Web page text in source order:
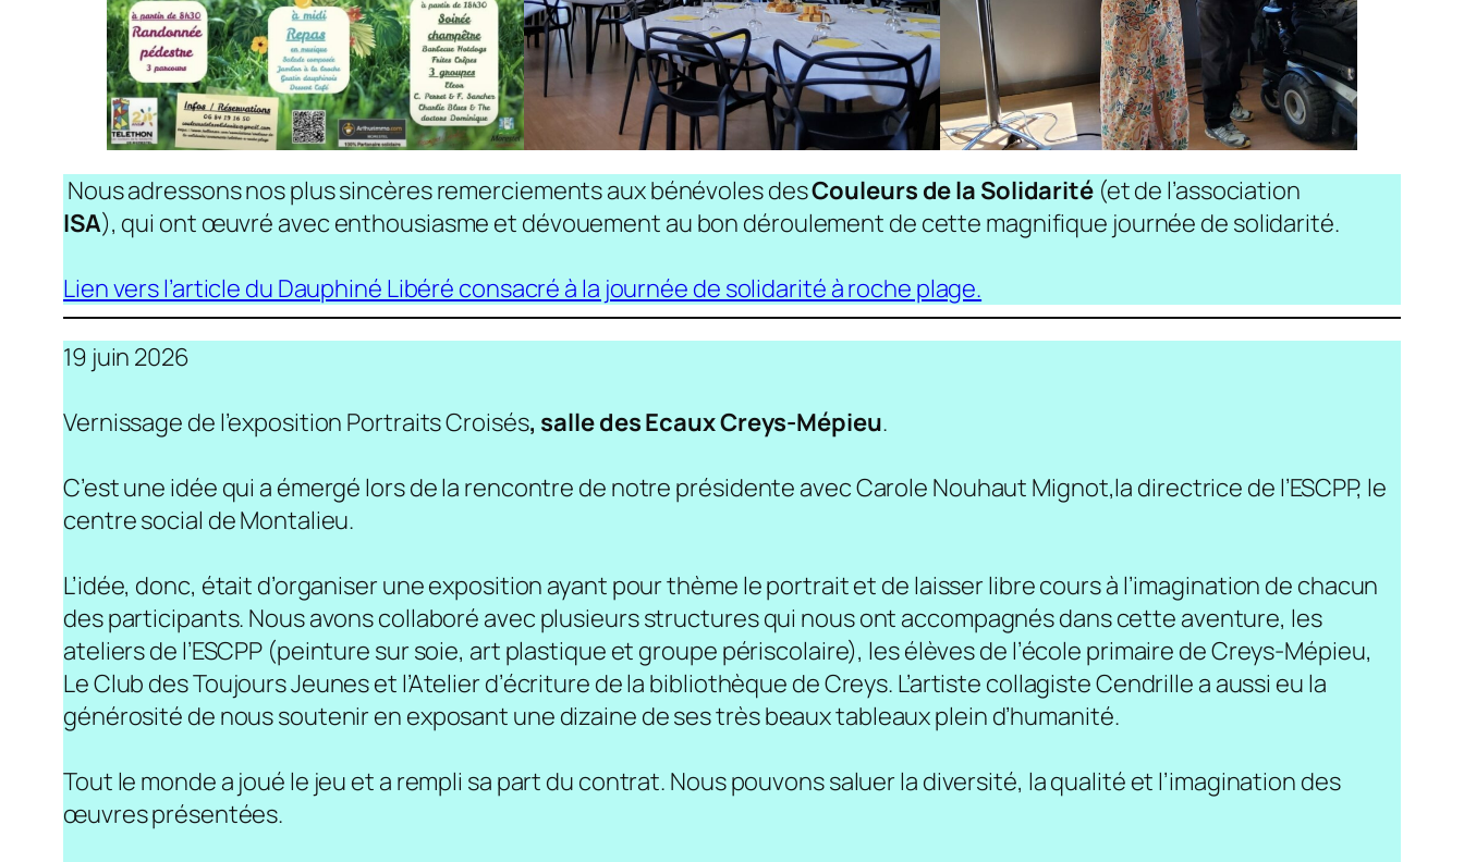
Nous adressons nos plus sincères remerciements aux bénévoles desCouleurs de la Solidarité(et de l’association
ISA), qui ont œuvré avec enthousiasme et dévouement au bon déroulement de cette magnifique journée de solidarité.
Lien vers l’article du Dauphiné Libéré consacré à la journée de solidarité à roche plage.
19 juin 2026
Vernissage de l’exposition Portraits Croisés, salle des Ecaux Creys-Mépieu.
C’est une idée qui a émergé lors de la rencontre de notre présidente avec Carole Nouhaut Mignot,la directrice de l’ESCPP, le
centre social de Montalieu.
L’idée, donc, était d’organiser une exposition ayant pour thème le portrait et de laisser libre cours à l’imagination de chacun
des participants. Nous avons collaboré avec plusieurs structures qui nous ont accompagnés dans cette aventure, les
ateliers de l’ESCPP (peinture sur soie, art plastique et groupe périscolaire), les élèves de l’école primaire de Creys-Mépieu,
Le Club des Toujours Jeunes et l’Atelier d’écriture de la bibliothèque de Creys. L’artiste collagiste Cendrille a aussi eu la
générosité de nous soutenir en exposant une dizaine de ses très beaux tableaux plein d’humanité.
Tout le monde a joué le jeu et a rempli sa part du contrat. Nous pouvons saluer la diversité, la qualité et l’imagination des
œuvres présentées.